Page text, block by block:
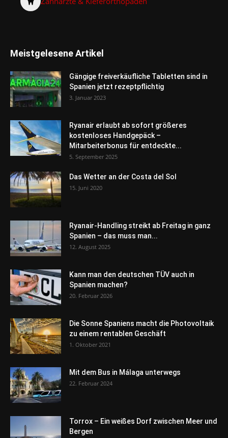
Meistgelesene Artikel
Gängige freiverkäufliche Tabletten sind in
Spanien jetzt rezeptpflichtig
3. Januar 2023
Ryanair erlaubt ab sofort größeres
kostenloses Handgepäck –
Mitarbeiterbonus für entdeckte...
5. September 2025
Das Wetter an der Costa del Sol
15. Juni 2020
Ryanair-Handling streikt ab Freitag in ganz
Spanien – das muss man...
12. August 2025
Kann man den deutschen TÜV auch in
Spanien machen?
20. Februar 2026
Die Sonne Spaniens macht die Photovoltaik
zu einem rentablen Geschäft
1. Oktober 2021
Mit dem Bus in Málaga unterwegs
22. Februar 2024
Torrox – Ein weißes Dorf zwischen Meer und
Bergen